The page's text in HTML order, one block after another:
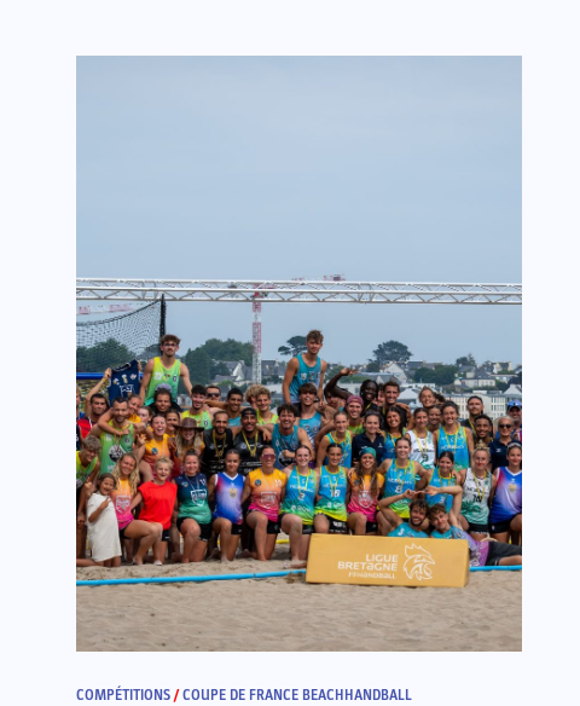
COMPÉTITIONS /COUPE DE FRANCE BEACHHANDBALL